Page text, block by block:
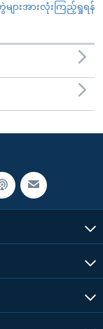
ျားအားလုံးကြည့်ရှုရန်